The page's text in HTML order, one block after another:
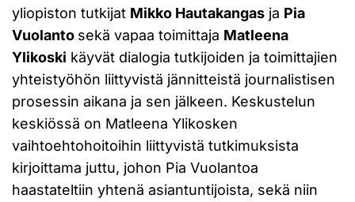
yliopiston tutkijat Mikko Hautakangas ja Pia
Vuolanto sekä vapaa toimittaja Matleena
Ylikoski käyvät dialogia tutkijoiden ja toimittajien
yhteistyöhön liittyvistä jännitteistä journalistisen
prosessin aikana ja sen jälkeen. Keskustelun
keskiössä on Matleena Ylikosken
vaihtoehtohoitoihin liittyvistä tutkimuksista
kirjoittama juttu, johon Pia Vuolantoa
haastateltiin yhtenä asiantuntijoista, sekä niin